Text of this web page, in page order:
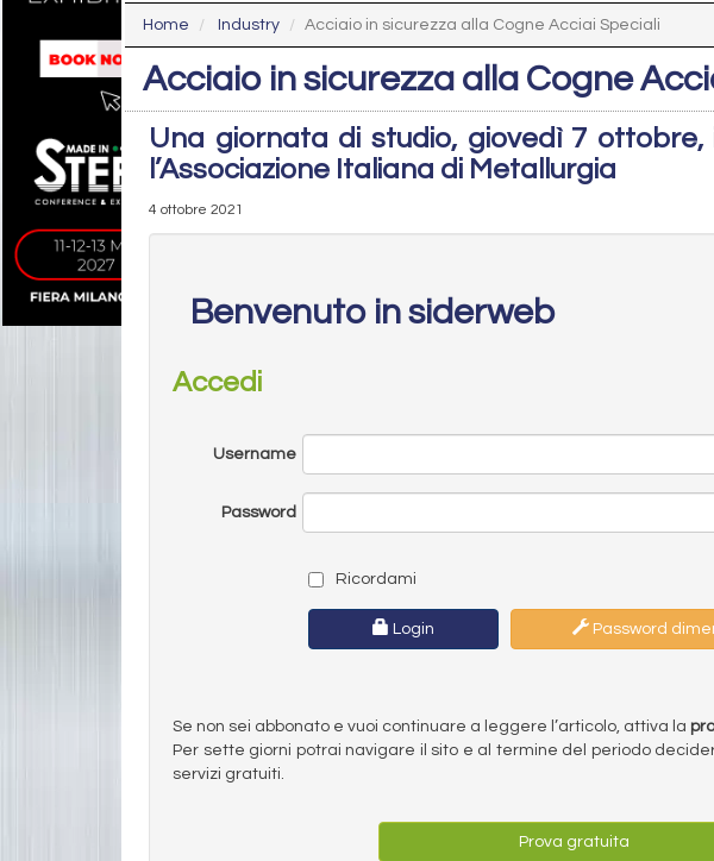
Home Industry Acciaio in sicurezza alla Cogne Acciai Speciali
Acciaio in sicurezza alla Cogne
Una giornata di studio, giovedì 7 ottobre,
l’Associazione Italiana di Metallurgia
4 ottobre 2021
Benvenuto in siderweb
Accedi
Username
Password
Ricordami
Login Password
Se non sei abbonato e vuoi continuare a leggere l’articolo, attiva la
Per sette giorni potrai navigare il sito e al termine del periodo
servizi gratuiti.
Prova gratuita